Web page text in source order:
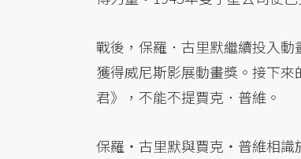
戰後，保羅．古里默繼續投入
獲得威尼斯影展動畫獎。接下
君》，不能不提賈克．普維。
保羅・古里默與賈克・普維相